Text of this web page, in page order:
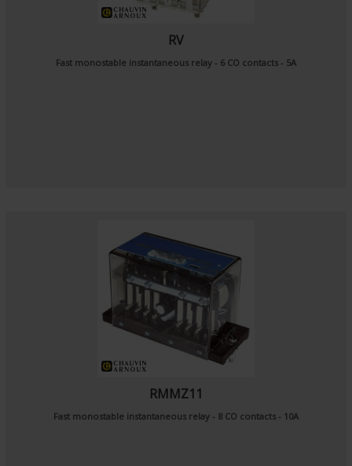
RV
Fast monostable instantaneous relay - 6 CO contacts - 5A
RMMZ11
Fast monostable instantaneous relay - 8 CO contacts - 10A